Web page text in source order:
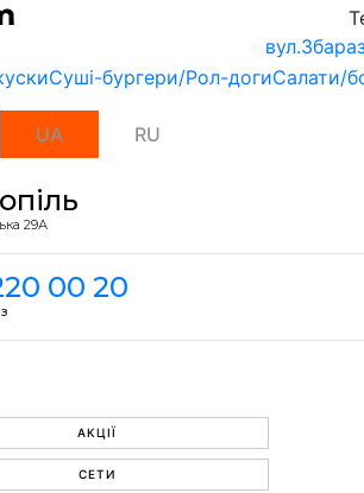
Суші-бургери/Рол-догиСалати/
UA RU
29А
00 20
АКЦІЇ
СЕТИ